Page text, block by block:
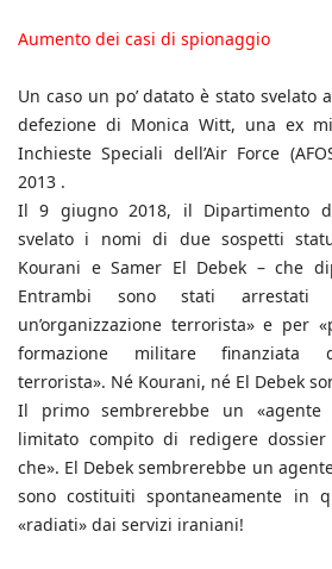
Aumento dei casi di spionaggio
Un caso un po’ datato è stato svelato
defezione di Monica Witt, una ex
Inchieste Speciali dell’Air Force
2013 .
Il 9 giugno 2018, il Dipartimento
svelato i nomi di due sospetti
Kourani e Samer El Debek – che
Entrambi sono stati arrestati
un’organizzazione terrorista» e per
formazione militare finanziata
terrorista». Né Kourani, né El Debek
Il primo sembrerebbe un
limitato compito di redigere
che». El Debek sembrerebbe un
sono costituiti spontaneamente in
«radiati» dai servizi iraniani!